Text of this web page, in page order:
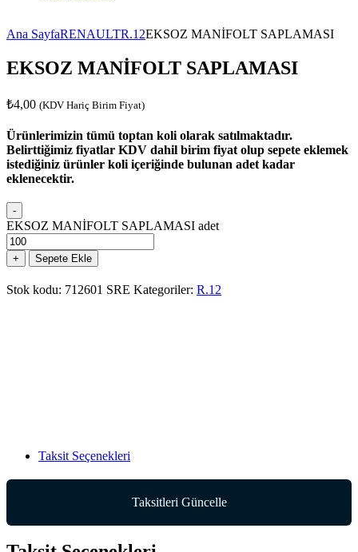
Ana SayfaRENAULTR.12EKSOZ MANİFOLT SAPLAMASI
EKSOZ MANİFOLT SAPLAMASI
₺4,00 (KDV Hariç Birim Fiyat)
Ürünlerimizin tümü toptan koli olarak satılmaktadır.
Belirttiğimiz fiyatlar KDV dahil birim fiyat olup sepete eklemek
istediğiniz ürünler koli içeriğinde bulunan adet kadar
eklenecektir.
-
EKSOZ MANİFOLT SAPLAMASI adet
+ Sepete Ekle
Stok kodu: 712601 SRE Kategoriler: R.12
Taksit Seçenekleri
Taksitleri Güncelle